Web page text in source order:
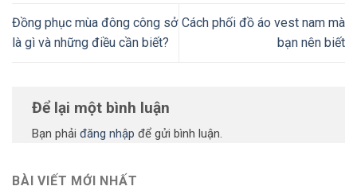
Đồng phục mùa đông công sở
là gì và những điều cần biết?
Cách phối đồ áo vest nam mà
bạn nên biết
Để lại một bình luận
Bạn phải đăng nhập để gửi bình luận.
BÀI VIẾT MỚI NHẤT